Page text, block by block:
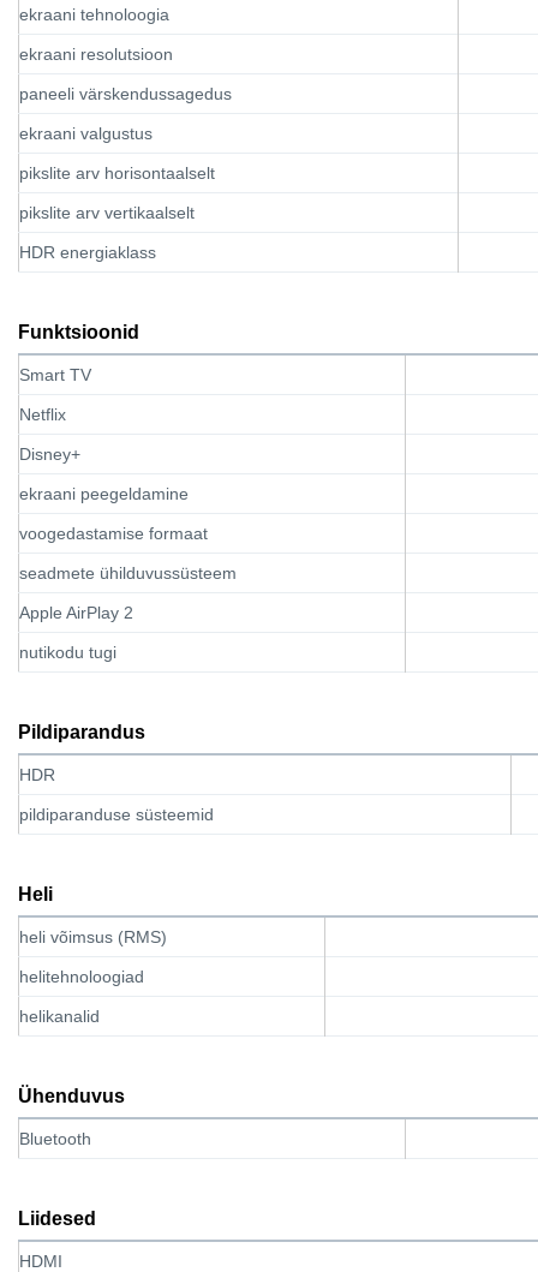
ekraani tehnoloogia
ekraani resolutsioon
paneeli värskendussagedus
ekraani valgustus
pikslite arv horisontaalselt
pikslite arv vertikaalselt
HDR energiaklass
Funktsioonid
Smart TV
Netflix
Disney+
ekraani peegeldamine
voogedastamise formaat
seadmete ühilduvussüsteem
Apple AirPlay 2
nutikodu tugi
Pildiparandus
HDR
pildiparanduse süsteemid
Heli
heli võimsus (RMS)
helitehnoloogiad
helikanalid
Ühenduvus
Bluetooth
Liidesed
HDMI